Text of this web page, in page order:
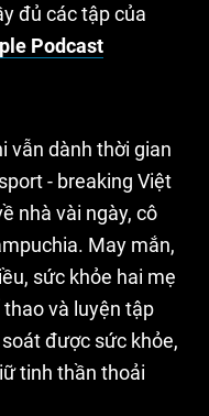
đủ các tập của
Podcast
vẫn dành thời gian
- breaking Việt
nhà vài ngày, cô
May mắn,
sức khỏe hai mẹ
và luyện tập
được sức khỏe,
tinh thần thoải